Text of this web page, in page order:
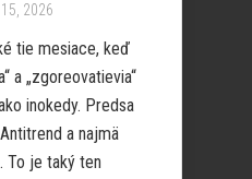
15, 2026
tie mesiace, keď
a „zgoreovatievia“
inokedy. Predsa
a najmä
To je taký ten